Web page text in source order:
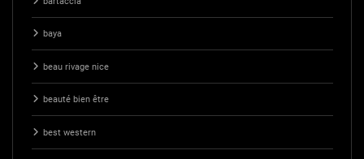
baya
beau rivage nice
beauté bien être
best western